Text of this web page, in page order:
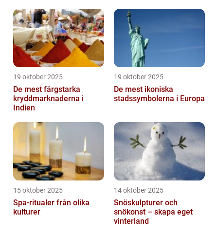
19 oktober 2025
De mest färgstarka
kryddmarknaderna i
Indien
19 oktober 2025
De mest ikoniska
stadssymbolerna i Europa
15 oktober 2025
Spa-ritualer från olika
kulturer
14 oktober 2025
Snöskulpturer och
snökonst – skapa eget
vinterland